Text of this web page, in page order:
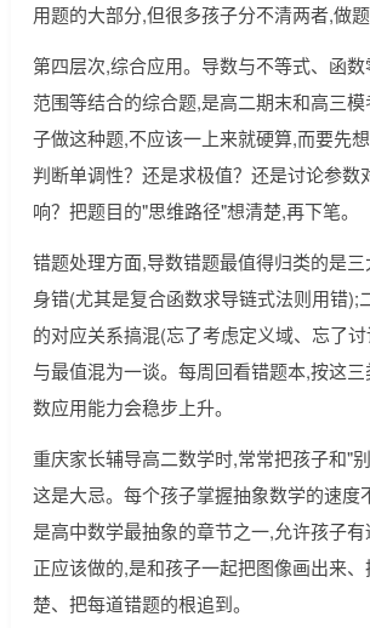
用题的大部分,但很多孩子分不清两者,做题
第四层次,综合应用。导数与不等式、函
范围等结合的综合题,是高二期末和高三
子做这种题,不应该一上来就硬算,而要先
判断单调性？还是求极值？还是讨论参数
响？把题目的"思维路径"想清楚,再下笔。
错题处理方面,导数错题最值得归类的是
身错(尤其是复合函数求导链式法则用错);
的对应关系搞混(忘了考虑定义域、忘了
与最值混为一谈。每周回看错题本,按这
数应用能力会稳步上升。
重庆家长辅导高二数学时,常常把孩子和"
这是大忌。每个孩子掌握抽象数学的速度
是高中数学最抽象的章节之一,允许孩子
正应该做的,是和孩子一起把图像画出来
楚、把每道错题的根追到。